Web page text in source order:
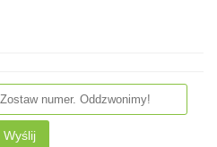
Wyślij